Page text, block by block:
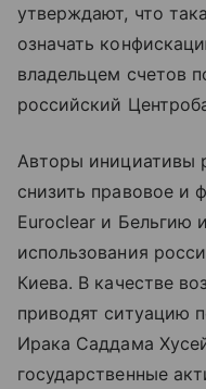
утверждают, что
означать
владельцем счетов
российский
Авторы инициативы
снизить правовое и
Euroclear и Бельгию
использования
Киева. В качестве
приводят ситуацию
Ирака Саддама
государственные